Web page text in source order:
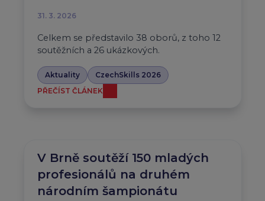
31. 3. 2026
Celkem se představilo 38 oborů, z toho 12
soutěžních a 26 ukázkových.
Aktuality
CzechSkills 2026
PŘEČÍST ČLÁNEK
V Brně soutěží 150 mladých
profesionálů na druhém
národním šampionátu